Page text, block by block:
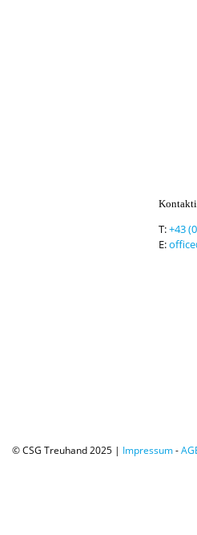
T:+43
E:
© CSG Treuhand 2025 | Impressum-